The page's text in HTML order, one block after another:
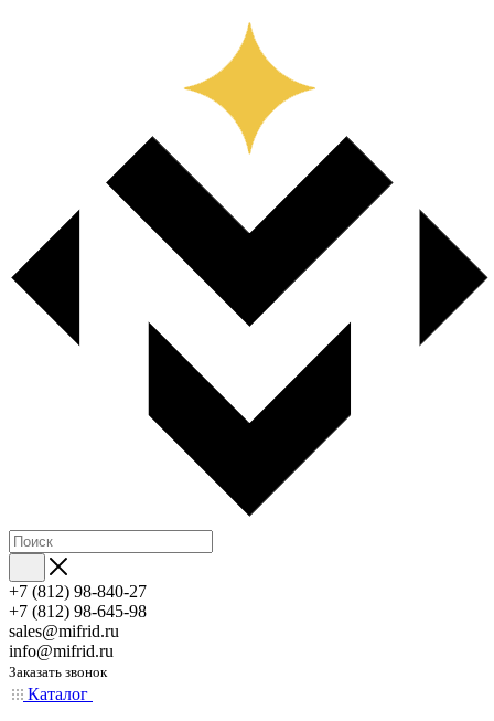
+7 (812) 98-840-27
+7 (812) 98-645-98
sales@mifrid.ru
info@mifrid.ru
Заказать звонок
Каталог